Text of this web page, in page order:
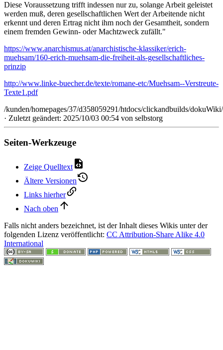
Diese Voraussetzung trifft indessen nur zu, solange Arbeit geleistet
werden muß, deren gesellschaftlichen Wert der Arbeitende nicht
erkennt und deren Ertrag nicht ihm noch der Gesamtheit, sondern
einem fremden Gewinn- oder Machtzweck zufällt."
https://www.anarchismus.at/anarchistische-klassiker/erich-
muehsam/160-erich-muehsam-die-freiheit-als-gesellschaftliches-
prinzip
http://www.linke-buecher.de/texte/romane-etc/Muehsam--Verstreute-
Texte1.pdf
/kunden/homepages/37/d358059291/htdocs/clickandbuilds/
· Zuletzt geändert: 2025/10/03 00:54 von selbstorg
Seiten-Werkzeuge
Zeige Quelltext
Ältere Versionen
Links hierher
Nach oben
Falls nicht anders bezeichnet, ist der Inhalt dieses Wikis unter der
folgenden Lizenz veröffentlicht: CC Attribution-Share Alike 4.0
International